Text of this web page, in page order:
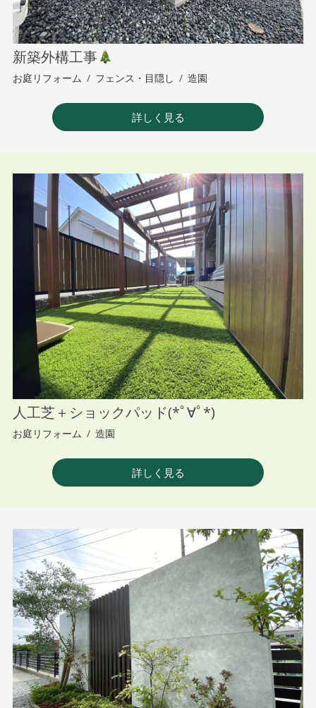
新築外構工事
お庭リフォーム / フェンス・目隠し / 造園
詳しく見る
人工芝＋ショックパッド(*ﾟ∀ﾟ*)
お庭リフォーム / 造園
詳しく見る